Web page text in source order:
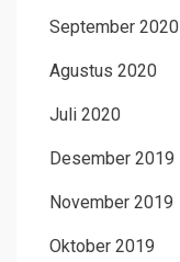
September 2020
Agustus 2020
Juli 2020
Desember 2019
November 2019
Oktober 2019